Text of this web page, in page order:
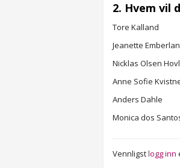
2. Hvem vil
Tore Kalland
Jeanette
Nicklas Olsen
Anne Sofie
Anders Dahle
Monica dos
Vennligstlogg inn